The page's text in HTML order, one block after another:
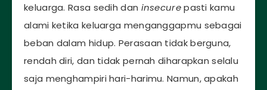
keluarga. Rasa sedih dan insecurepasti kamu
alami ketika keluarga menganggapmu sebagai
beban dalam hidup. Perasaan tidak berguna,
rendah diri, dan tidak pernah diharapkan selalu
saja menghampiri hari-harimu. Namun, apakah